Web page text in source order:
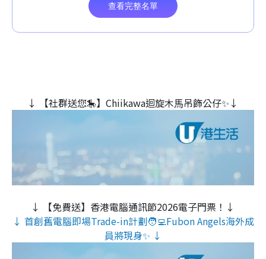
↓ 【社群送您🎠】Chiikawa迴旋木⾺吊飾公仔✨↓
↓ 【免費送】香港電腦通訊節2026電子門票！↓
↓ 首創舊電腦即場Trade-in計劃🧑‍💻Fubon Angels海外成
員將現身✨ ↓